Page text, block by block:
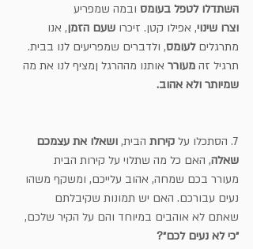
השתדלו לטפל בעומס ובמה שמפריע
וצרו שינוי, אפילו קטן. זיכרו שעם הזמן, אנו
מתרגלים לעומס, ולדברים שמפריעים לנו בבית.
תרגיל זה מעורר אותנו מההרגל ןמציף לנו את מה
שמיותר ולא אהוב.
7. הסתכלו על קירות הבית, ושאלו את עצמכם
שאלה, האם כל מה שתלוי על קירות הבית
מעורר בכם שמחה, אהוב עלייכם, ומשקף משהו
נעים עבורכם. האם יש תמונות שקיבלתם
שאתם לא אוהבים במיוחד והם על הקיר שלכם,
״כי לא נעים לכם״?